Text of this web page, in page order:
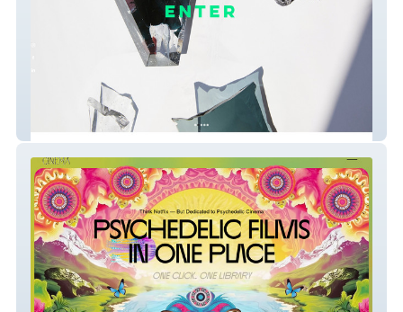
ADELA HAVELKOVA